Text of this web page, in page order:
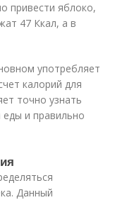
привести яблоко,
47 Ккал, а в
употребляет
калорий для
точно узнать
и правильно
Данный